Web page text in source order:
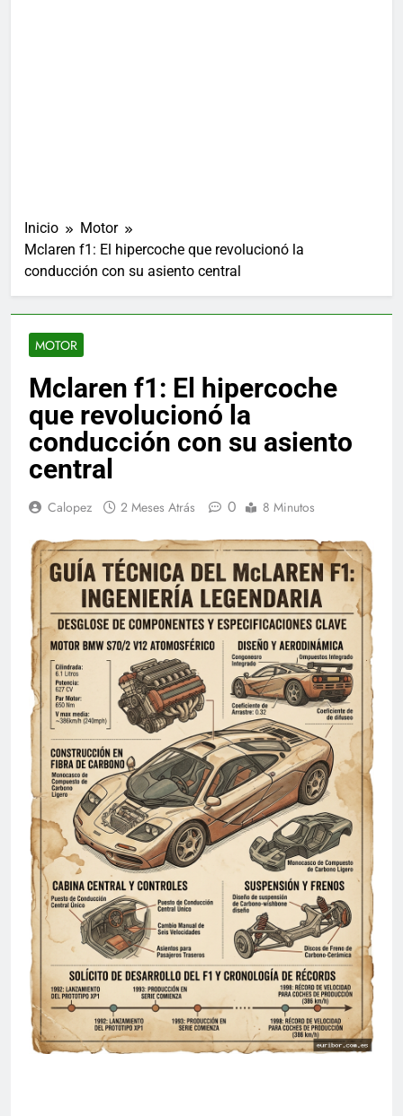
Inicio
Motor
Mclaren f1: El hipercoche que revolucionó la
conducción con su asiento central
MOTOR
Mclaren f1: El hipercoche
que revolucionó la
conducción con su asiento
central
Calopez 2 Meses Atrás 0 8 Minutos